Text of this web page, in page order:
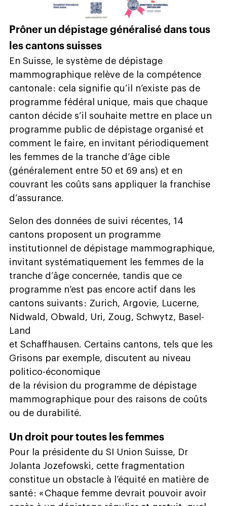
Prôner un dépistage généralisé dans tous
les cantons suisses
En Suisse, le système de dépistage
mammographique relève de la compétence
cantonale : cela signifie qu’il n’existe pas de
programme fédéral unique, mais que chaque
canton décide s’il souhaite mettre en place un
programme public de dépistage organisé et
comment le faire, en invitant périodiquement
les femmes de la tranche d’âge cible
(généralement entre 50 et 69 ans) et en
couvrant les coûts sans appliquer la franchise
d’assurance.
Selon des données de suivi récentes, 14
cantons proposent un programme
institutionnel de dépistage mammographique,
invitant systématiquement les femmes de la
tranche d’âge concernée, tandis que ce
programme n’est pas encore actif dans les
cantons suivants : Zurich, Argovie, Lucerne,
Nidwald, Obwald, Uri, Zoug, Schwytz, Basel-
Land
et Schaffhausen. Certains cantons, tels que les
Grisons par exemple, discutent au niveau
politico-économique
de la révision du programme de dépistage
mammographique pour des raisons de coûts
ou de durabilité.
Un droit pour toutes les femmes
Pour la présidente du SI Union Suisse, Dr
Jolanta Jozefowski, cette fragmentation
constitue un obstacle à l’équité en matière de
santé : « Chaque femme devrait pouvoir avoir